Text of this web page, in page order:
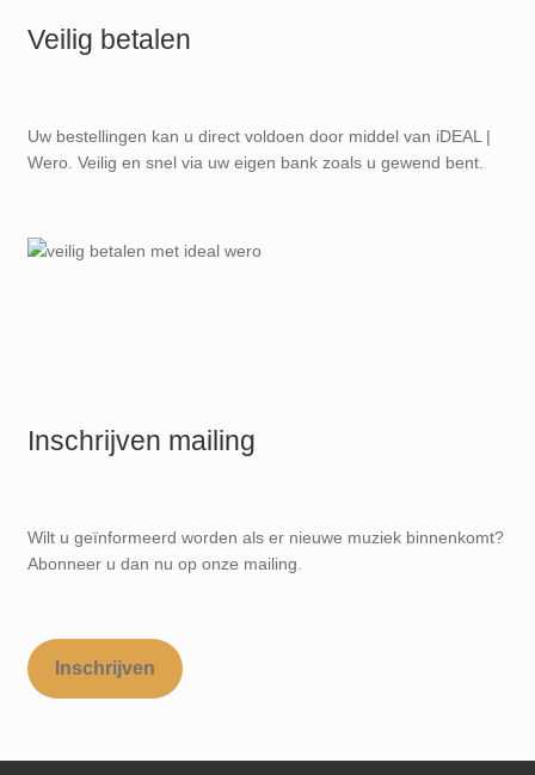
Veilig betalen
Uw bestellingen kan u direct voldoen door middel van iDEAL |
Wero. Veilig en snel via uw eigen bank zoals u gewend bent.
Inschrijven mailing
Wilt u geïnformeerd worden als er nieuwe muziek binnenkomt?
Abonneer u dan nu op onze mailing.
Inschrijven